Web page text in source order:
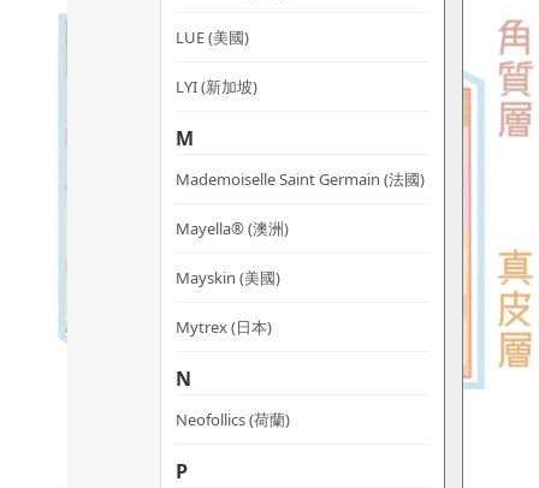
LUE (美國)
LYI (新加坡)
M
Mademoiselle Saint Germain (法國)
Mayella® (澳洲)
Mayskin (美國)
Mytrex (日本)
N
Neofollics (荷蘭)
P